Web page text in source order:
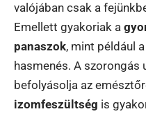
valójában csak a
Emellett gyakoriak a
panaszok, mint például
hasmenés. A szorongás
befolyásolja az
izomfeszültség is